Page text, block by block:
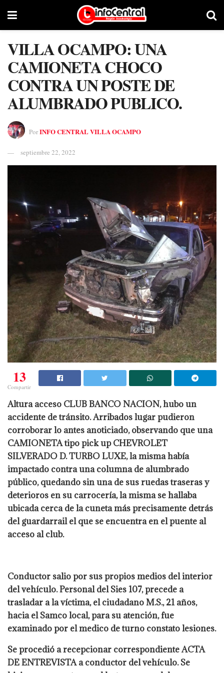
VILLA OCAMPO: UNA
CAMIONETA CHOCO
CONTRA UN POSTE DE
ALUMBRADO PUBLICO.
PorINFO CENTRAL VILLA OCAMPO
septiembre 22, 2022
13
Compartir
Altura acceso CLUB BANCO NACION, hubo un
accidente de tránsito. Arribados lugar pudieron
corroborar lo antes anoticiado, observando que una
CAMIONETA tipo pick up CHEVROLET
SILVERADO D. TURBO LUXE, la misma había
impactado contra una columna de alumbrado
público, quedando sin una de sus ruedas traseras y
deterioros en su carrocería, la misma se hallaba
ubicada cerca de la cuneta más precisamente detrás
del guardarrail el que se encuentra en el puente al
acceso al club.
Conductor salio por sus propios medios del interior
del vehículo. Personal del Sies 107, precede a
trasladar a la víctima, el ciudadano M.S., 21 años,
hacia el Samco local, para su atención, fue
examinado por el medico de turno constato lesiones.
Se procedió a recepcionar correspondiente ACTA
DE ENTREVISTA a conductor del vehículo. Se